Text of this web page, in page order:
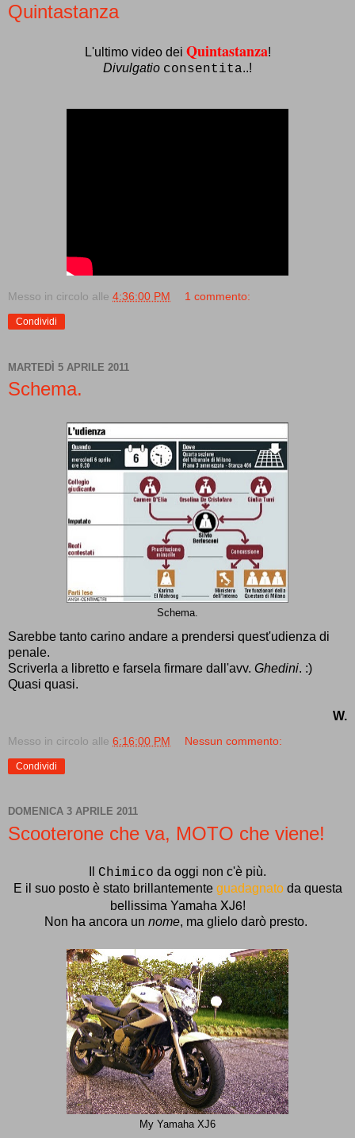
Quintastanza
L'ultimo video dei Quintastanza!
Divulgatio consentita..!
Messo in circolo alle 4:36:00 PM 1 commento:
Condividi
MARTEDÌ 5 APRILE 2011
Schema.
Schema.
Sarebbe tanto carino andare a prendersi quest'udienza di
penale.
Scriverla a libretto e farsela firmare dall'avv. Ghedini. :)
Quasi quasi.
W.
Messo in circolo alle 6:16:00 PM Nessun commento:
Condividi
DOMENICA 3 APRILE 2011
Scooterone che va, MOTO che viene!
Chimico da oggi non c'è più.
E il suo posto è stato brillantemente guadagnatoda questa
bellissima Yamaha XJ6!
Non ha ancora un nome, ma glielo darò presto.
My Yamaha XJ6